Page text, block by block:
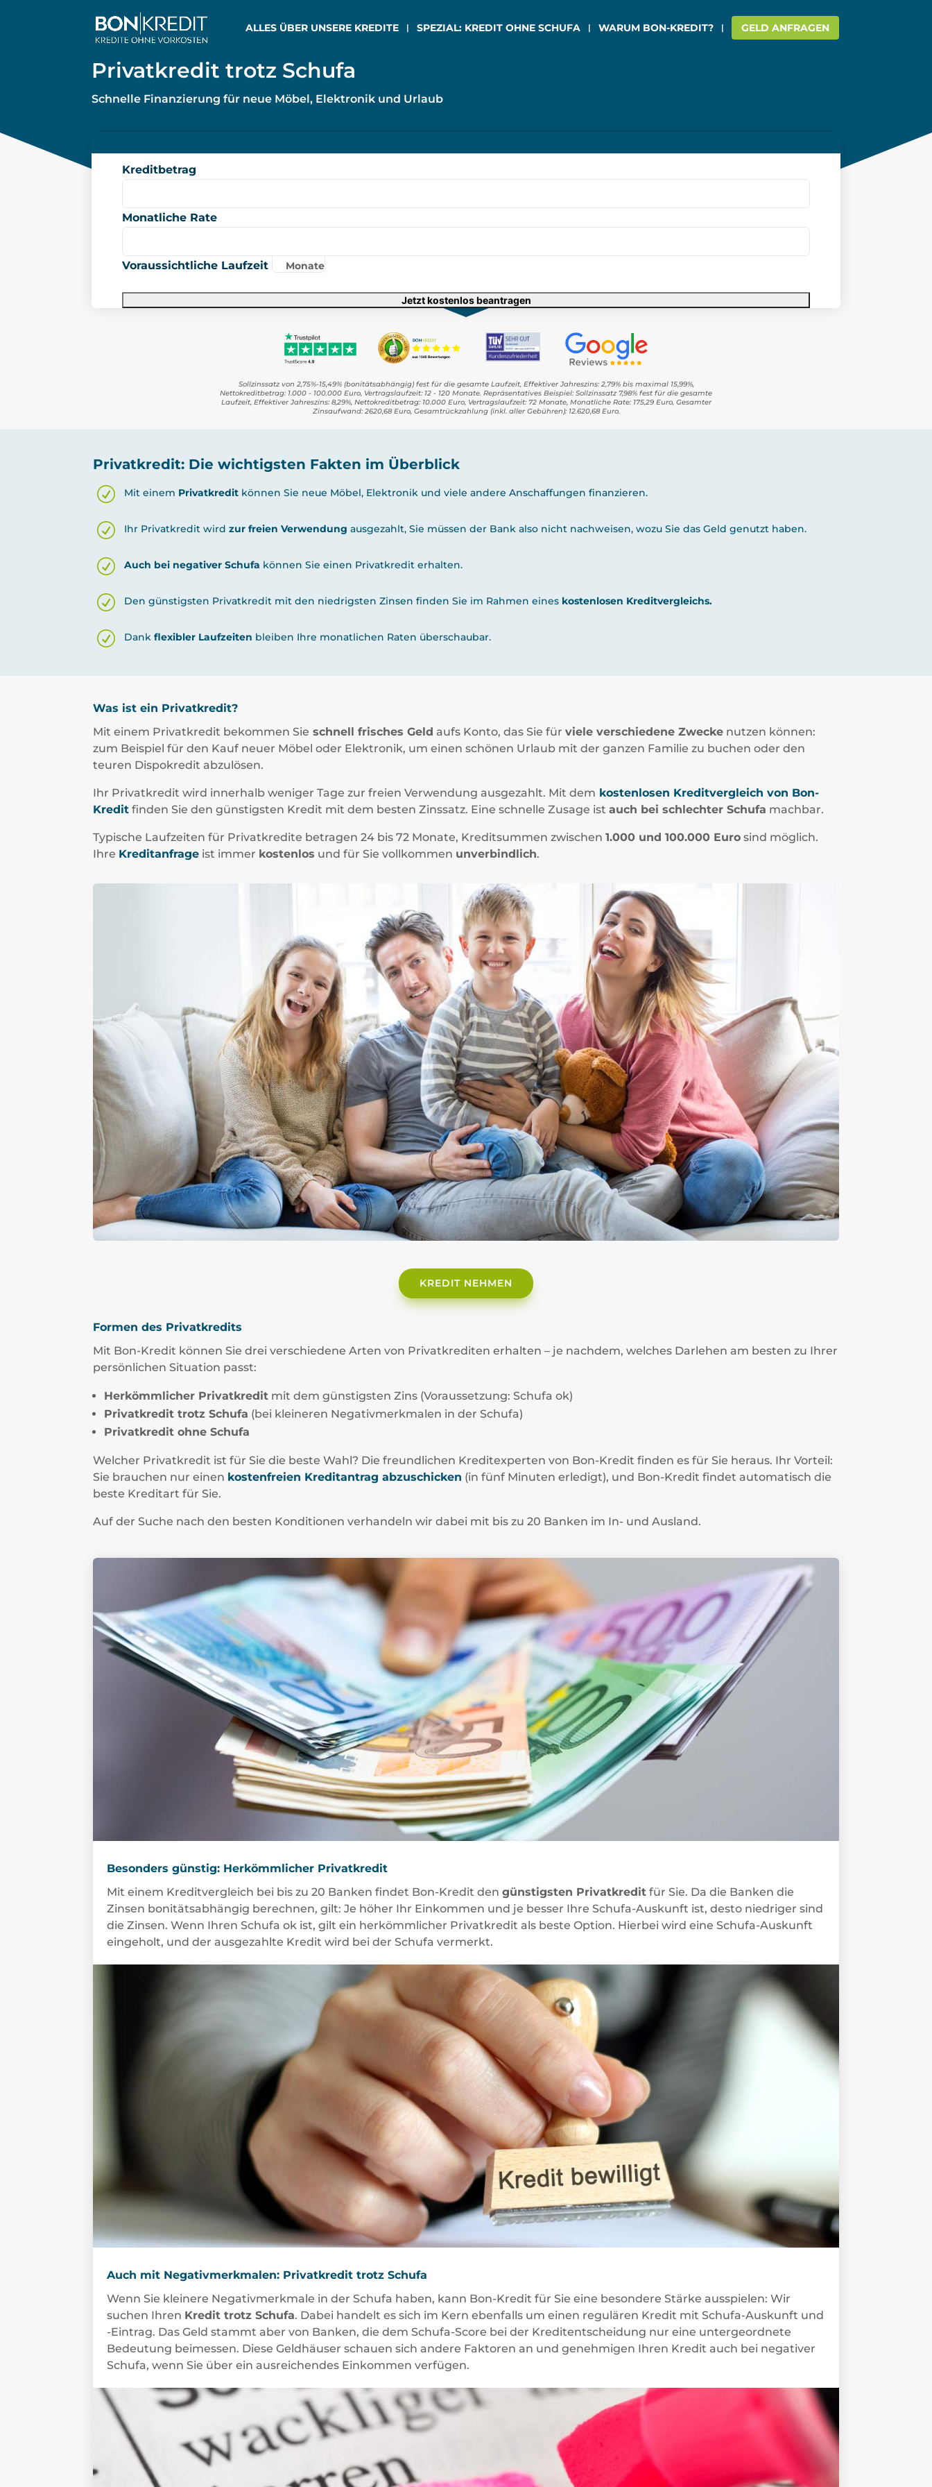
ALLES ÜBER UNSERE KREDITE SPEZIAL: KREDIT OHNE SCHUFA WARUM BON-KREDIT? GELD ANFRAGEN
Privatkredit trotz Schufa
Schnelle Finanzierung für neue Möbel, Elektronik und Urlaub
Kreditbetrag
Monatliche Rate
Voraussichtliche Laufzeit Monate
Sollzinssatz von 2,75%-15,49% (bonitätsabhängig) fest für die gesamte Laufzeit, Effektiver Jahreszins: 2,79% bis maximal 15,99%,
Nettokreditbetrag: 1.000 - 100.000 Euro, Vertragslaufzeit: 12 - 120 Monate. Repräsentatives Beispiel: Sollzinssatz 7,98% fest für die gesamte
Laufzeit, Effektiver Jahreszins: 8,29%, Nettokreditbetrag: 10.000 Euro, Vertragslaufzeit: 72 Monate, Monatliche Rate: 175,29 Euro, Gesamter
Zinsaufwand: 2620,68 Euro, Gesamtrückzahlung (inkl. aller Gebühren): 12.620,68 Euro.
Privatkredit: Die wichtigsten Fakten im Überblick
Mit einem Privatkredit können Sie neue Möbel, Elektronik und viele andere Anschaffungen finanzieren.
Ihr Privatkredit wirdzur freien Verwendung ausgezahlt, Sie müssen der Bank also nicht nachweisen, wozu Sie das Geld genutzt haben.
Auch bei negativer Schufa können Sie einen Privatkredit erhalten.
Den günstigsten Privatkredit mit den niedrigsten Zinsen finden Sie im Rahmen eines kostenlosen Kreditvergleichs.
Dankflexibler Laufzeiten bleiben Ihre monatlichen Raten überschaubar.
Was ist ein Privatkredit?
Mit einem Privatkredit bekommen Sie schnell frisches Geld aufs Konto, das Sie fürviele verschiedene Zwecke nutzen können:
zum Beispiel für den Kauf neuer Möbel oder Elektronik, um einen schönen Urlaub mit der ganzen Familie zu buchen oder den
teuren Dispokredit abzulösen.
Ihr Privatkredit wird innerhalb weniger Tage zur freien Verwendung ausgezahlt. Mit dem kostenlosen Kreditvergleich von Bon-
Kredit finden Sie den günstigsten Kredit mit dem besten Zinssatz. Eine schnelle Zusage istauch bei schlechter Schufa machbar.
Typische Laufzeiten für Privatkredite betragen 24 bis 72 Monate, Kreditsummen zwischen1.000 und 100.000 Euro sind möglich.
Ihre Kreditanfrage ist immer kostenlos und für Sie vollkommen unverbindlich.
KREDIT NEHMEN
Formen des Privatkredits
Mit Bon-Kredit können Sie drei verschiedene Arten von Privatkrediten erhalten – je nachdem, welches Darlehen am besten zu Ihrer
persönlichen Situation passt:
Herkömmlicher Privatkredit mit dem günstigsten Zins (Voraussetzung: Schufa ok)
Privatkredit trotz Schufa (bei kleineren Negativmerkmalen in der Schufa)
Privatkredit ohne Schufa
Welcher Privatkredit ist für Sie die beste Wahl? Die freundlichen Kreditexperten von Bon-Kredit finden es für Sie heraus. Ihr Vorteil:
Sie brauchen nur einen kostenfreien Kreditantrag abzuschicken (in fünf Minuten erledigt), und Bon-Kredit findet automatisch die
beste Kreditart für Sie.
Auf der Suche nach den besten Konditionen verhandeln wir dabei mit bis zu 20 Banken im In- und Ausland.
Besonders günstig: Herkömmlicher Privatkredit
Mit einem Kreditvergleich bei bis zu 20 Banken findet Bon-Kredit dengünstigsten Privatkredit für Sie. Da die Banken die
Zinsen bonitätsabhängig berechnen, gilt: Je höher Ihr Einkommen und je besser Ihre Schufa-Auskunft ist, desto niedriger sind
die Zinsen. Wenn Ihren Schufa ok ist, gilt ein herkömmlicher Privatkredit als beste Option. Hierbei wird eine Schufa-Auskunft
eingeholt, und der ausgezahlte Kredit wird bei der Schufa vermerkt.
Auch mit Negativmerkmalen: Privatkredit trotz Schufa
Wenn Sie kleinere Negativmerkmale in der Schufa haben, kann Bon-Kredit für Sie eine besondere Stärke ausspielen: Wir
suchen Ihren Kredit trotz Schufa. Dabei handelt es sich im Kern ebenfalls um einen regulären Kredit mit Schufa-Auskunft und
-Eintrag. Das Geld stammt aber von Banken, die dem Schufa-Score bei der Kreditentscheidung nur eine untergeordnete
Bedeutung beimessen. Diese Geldhäuser schauen sich andere Faktoren an und genehmigen Ihren Kredit auch bei negativer
Schufa, wenn Sie über ein ausreichendes Einkommen verfügen.